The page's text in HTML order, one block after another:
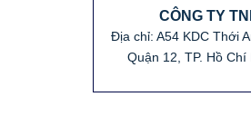
CÔNG TY
Địa chỉ: A54 KDC Thới
Quận 12, TP. Hồ